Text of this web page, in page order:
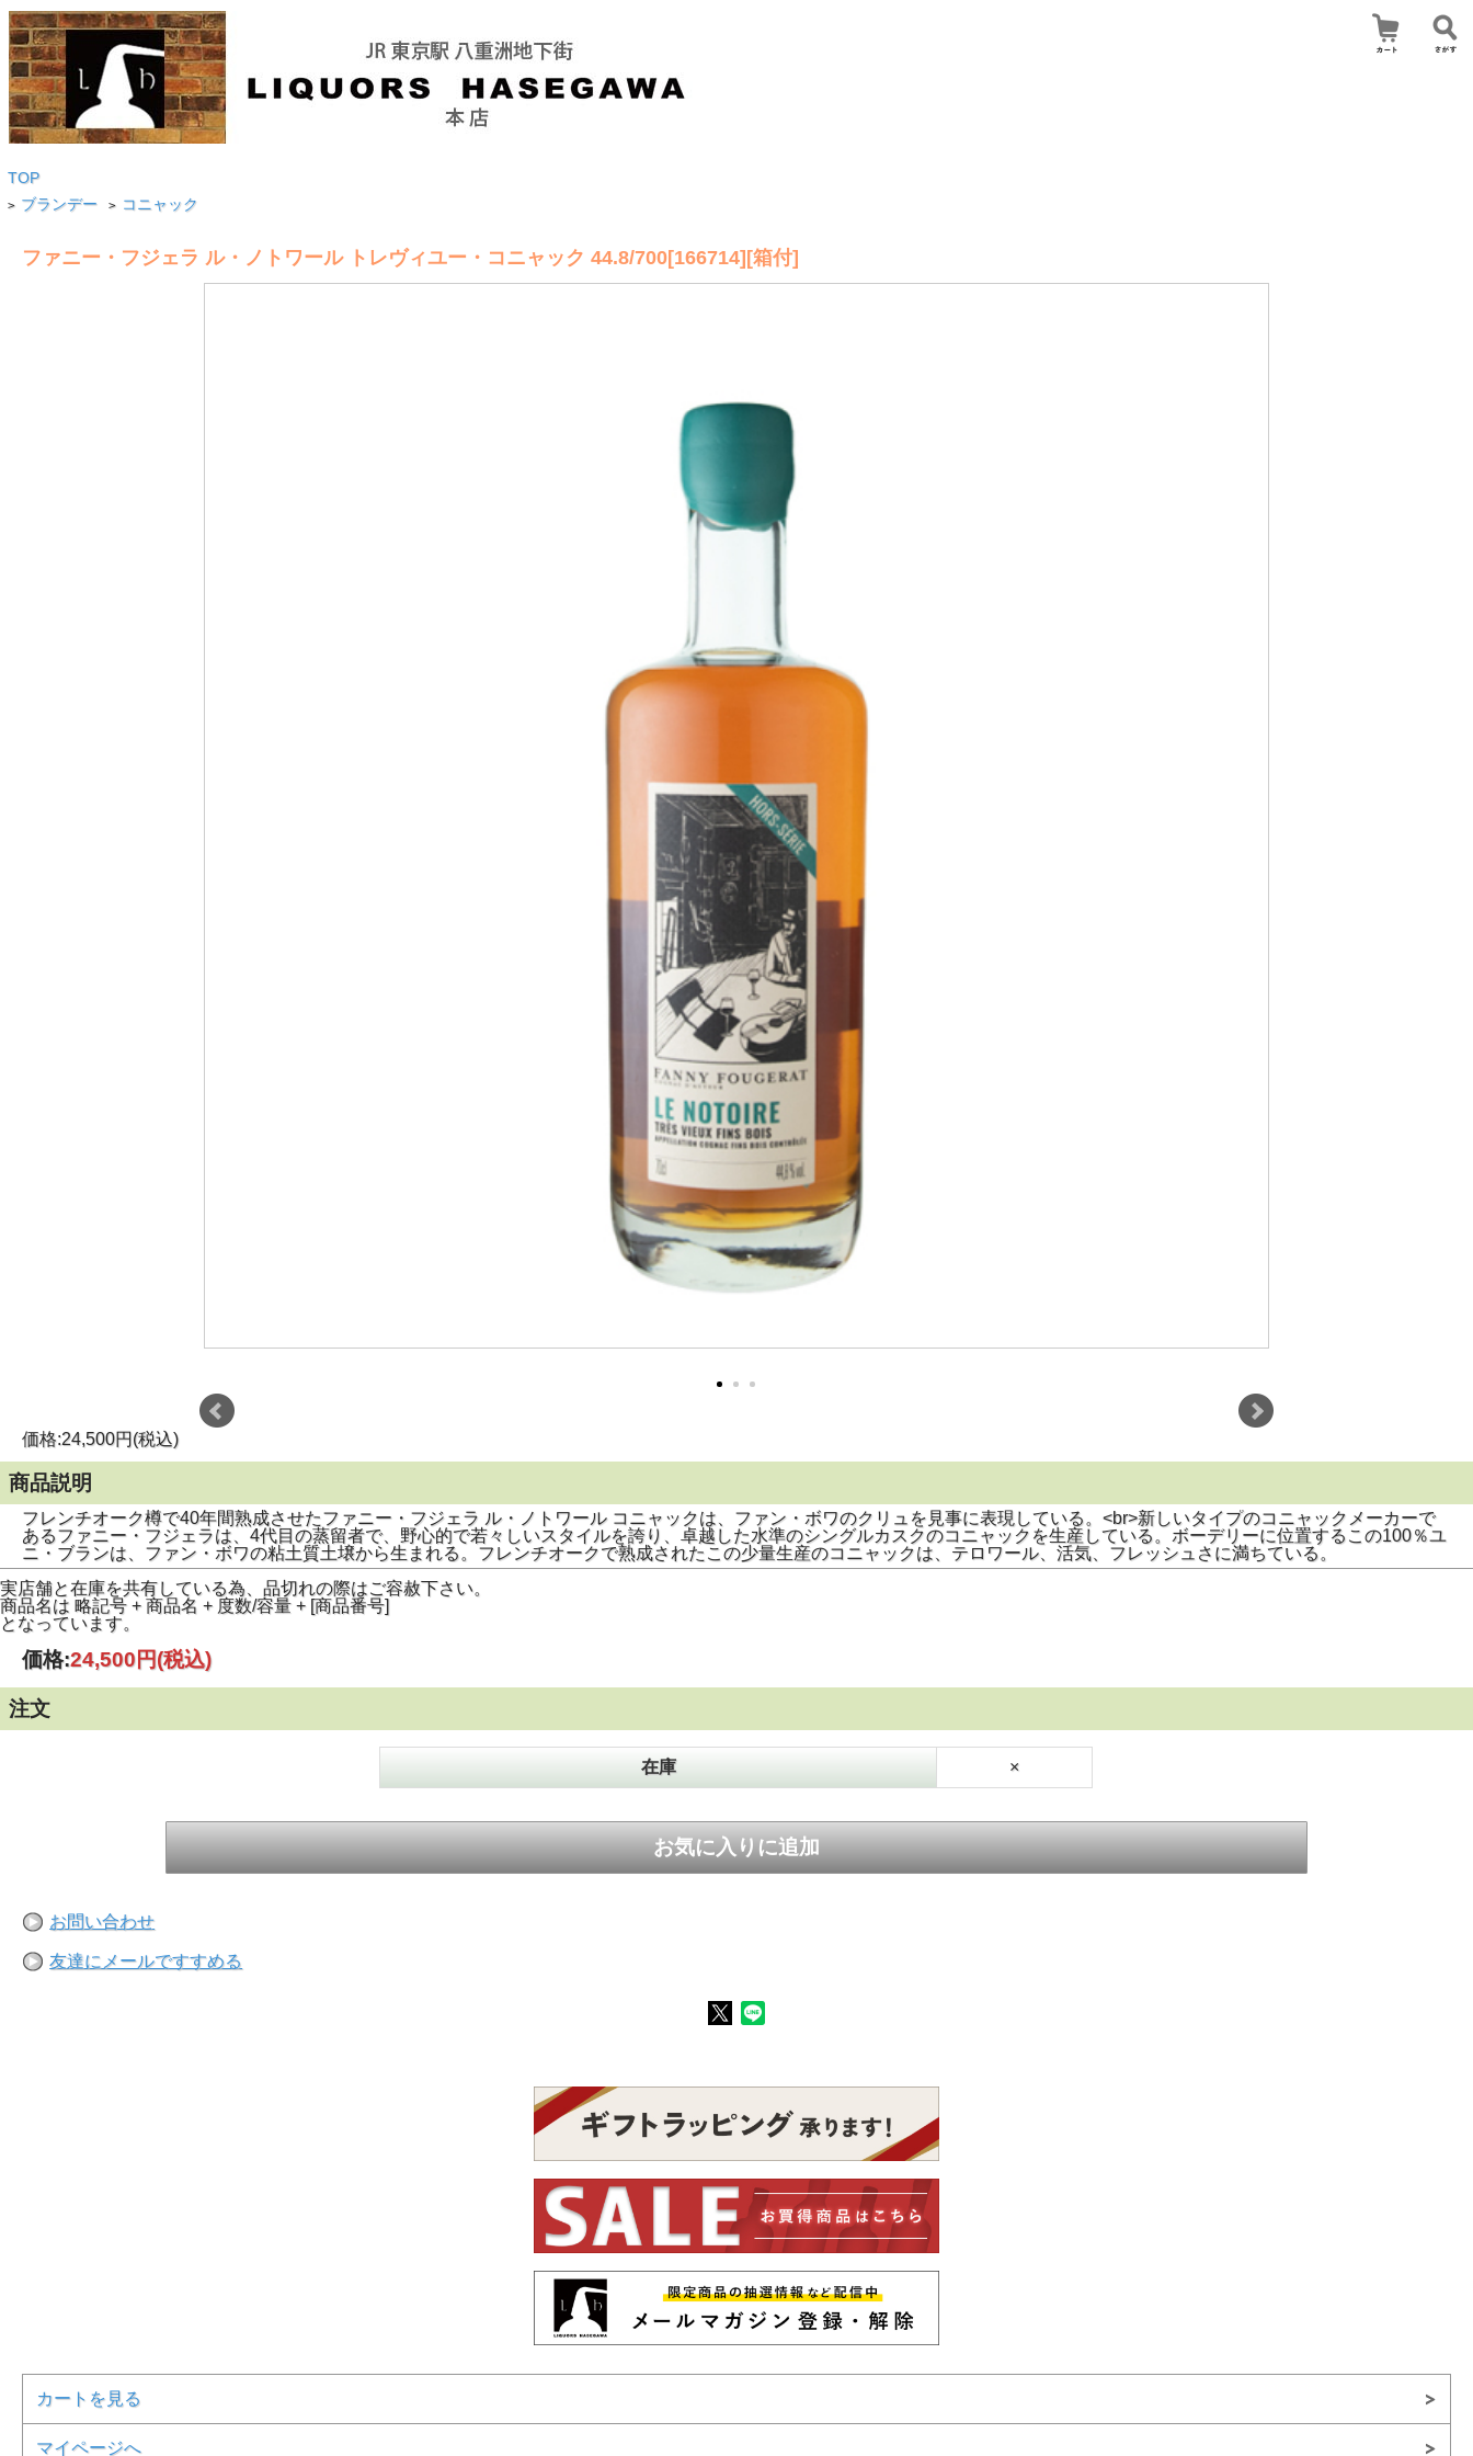
TOP
> ブランデー > コニャック
ファニー・フジェラ ル・ノトワール トレヴィユー・コニャック 44.8/700[166714][箱付]
価格:24,500円(税込)
商品説明
フレンチオーク樽で40年間熟成させたファニー・フジェラ ル・ノトワール コニャックは、ファン・ボワのクリュを見事に表現している。<br>新しいタイプのコニャックメーカーで
あるファニー・フジェラは、4代目の蒸留者で、野心的で若々しいスタイルを誇り、卓越した水準のシングルカスクのコニャックを生産している。ボーデリーに位置するこの100％ユ
ニ・ブランは、ファン・ボワの粘土質土壌から生まれる。フレンチオークで熟成されたこの少量生産のコニャックは、テロワール、活気、フレッシュさに満ちている。
実店舗と在庫を共有している為、品切れの際はご容赦下さい。
商品名は 略記号 + 商品名 + 度数/容量 + [商品番号]
となっています。
価格:24,500円(税込)
注文
在庫 ×
お問い合わせ
友達にメールですすめる
カートを見る
マイページへ